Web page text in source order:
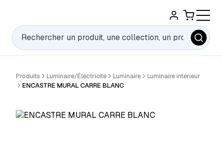
Rechercher
Produits Luminaire/Électricité Luminaire
Luminaire intérieur
ENCASTRE MURAL CARRE BLANC